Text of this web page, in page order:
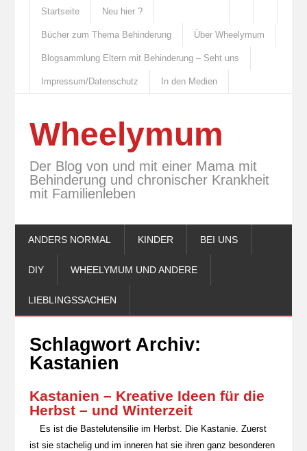
Startseite Neu hier ?
Bücher zum Thema Behinderung Über Wheelymum
Blogsammlung Eltern mit Behinderung – Seht uns
Impressum/Datenschutz In den Medien
Wheelymum
Der Blog von und mit einer Mama mit
Behinderung und chronischer Krankheit
mit Familienleben
ANDERS NORMAL KINDER BEI UNS
DIY WHEELYMUM UND ANDERE
LIEBLINGSSACHEN
Schlagwort Archiv:
Kastanien
Kastanien – Kreative Ideen für die
Herbst – und Winterzeit
Es ist die Bastelutensilie im Herbst. Die Kastanie. Zuerst
ist sie stachelig und im inneren hat sie ihren ganz besonderen